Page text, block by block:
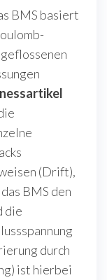
BMS basiert
(Drift),
BMS den
die
durch
ist hierbei